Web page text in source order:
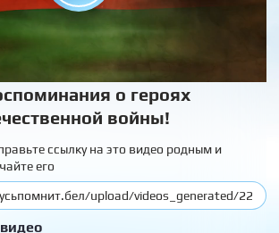
о героях
войны!
ссылку на это видео родным и
его